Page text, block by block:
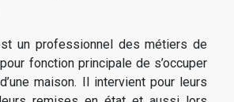
un professionnel des métiers de
pour fonction principale de s’occuper
maison. Il intervient pour leurs